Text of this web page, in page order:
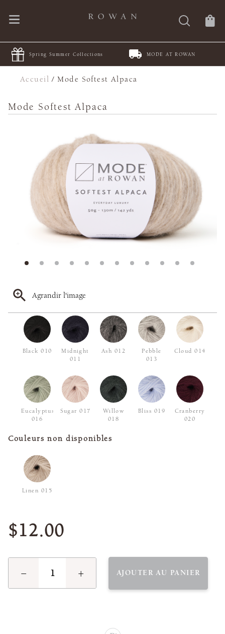
Spring Summer Collections MODE AT ROWAN
Accueil /Mode Softest Alpaca
Mode Softest Alpaca
Agrandir l'image
Black 010
Midnight
011
Ash 012
Pebble
013
Cloud 014
Eucalyptus
016
Sugar 017
Willow
018
Bliss 019
Cranberry
020
Couleurs non disponibles
Linen 015
$12.00
− + AJOUTER AU PANIER